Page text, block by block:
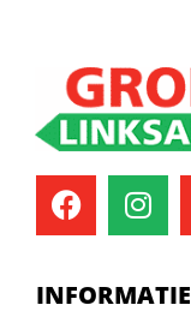
INFORMATIE